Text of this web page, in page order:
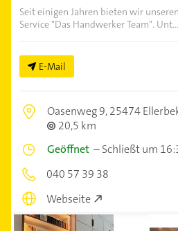
Seit einigen Jahren bieten wir
Service "Das Handwerker Team". Unt...
E-Mail
Oasenweg 9,25474
20,5 km
Geöffnet –Schließt um
040 57 39 38
Webseite